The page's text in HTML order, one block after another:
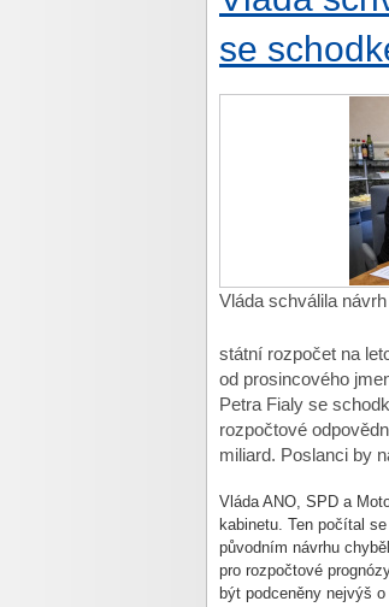
se
Vláda schválila
státní rozpočet na
od prosincového
Petra Fialy se
rozpočtové
miliard. Poslanci by
Vláda ANO, SPD a
kabinetu. Ten počítal
původním návrhu
pro rozpočtové
být podceněny nejvýš